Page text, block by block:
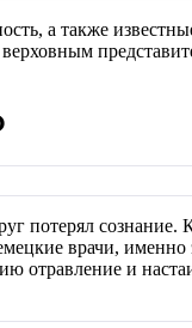
а также
потерял
врачи, именно
отравление и